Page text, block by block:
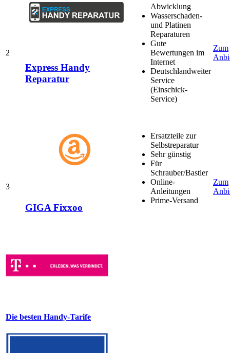
2
Express Handy
Reparatur
Abwicklung
Wasserschaden-
und Platinen
Reparaturen
Gute
Bewertungen im
Internet
Deutschlandweiter
Service
(Einschick-
Service)
Zum
3
GIGA Fixxoo
Ersatzteile zur
Selbstreparatur
Sehr günstig
Für
Schrauber/Bastler
Online-
Anleitungen
Prime-Versand
Zum
Die besten Handy-Tarife